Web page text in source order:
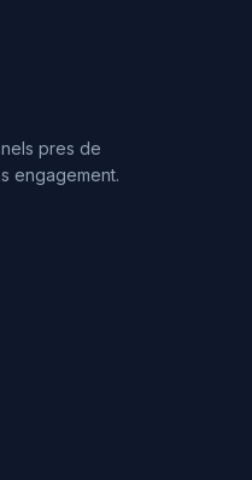
pres de
engagement.